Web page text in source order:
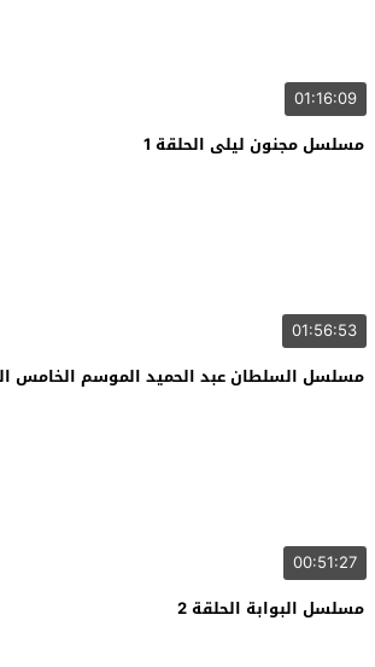
01:16:09
مسلسل مجنون ليلى الحلقة 1
01:56:53
مسلسل السلطان عبد الحميد الموسم الخامس
00:51:27
مسلسل البوابة الحلقة 2